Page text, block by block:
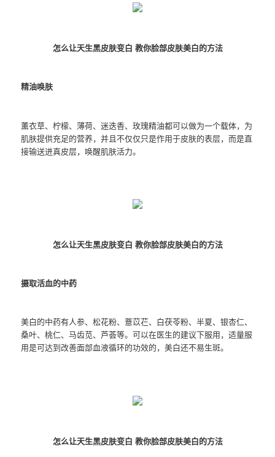
怎么让天生黑皮肤变白 教你脸部皮肤美白的方法
精油唤肤
薰衣草、柠檬、薄荷、迷迭香、玫瑰精油都可以做为一个载体，为
肌肤提供充足的营养，并且不仅仅只是作用于皮肤的表层，而是直
接输送进真皮层，唤醒肌肤活力。
怎么让天生黑皮肤变白 教你脸部皮肤美白的方法
摄取活血的中药
美白的中药有人参、松花粉、薏苡芢、白茯苓粉、半夏、银杏仁、
桑叶、桃仁、马齿苋、芦荟等。可以在医生的建议下服用，适量服
用是可达到改善面部血液循环的功效的，美白还不易生斑。
怎么让天生黑皮肤变白 教你脸部皮肤美白的方法